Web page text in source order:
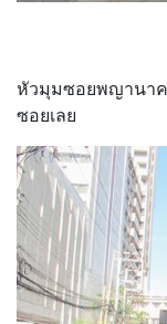
หัวมุมซอยพญานาค
ซอยเลย